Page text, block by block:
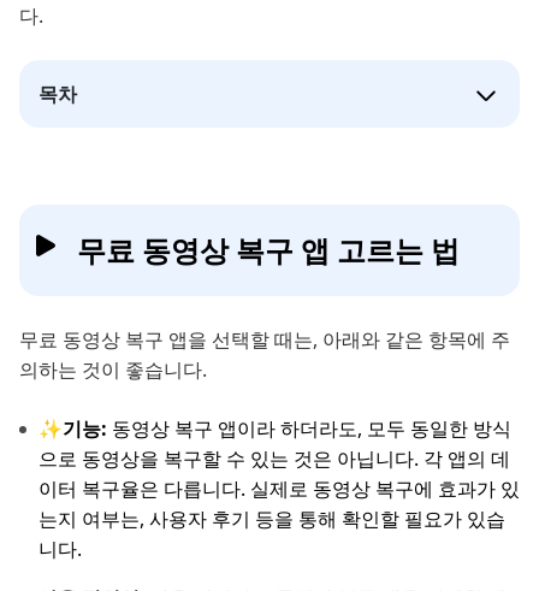
다.
목차
무료 동영상 복구 앱 고르는 법
무료 동영상 복구 앱을 선택할 때는, 아래와 같은 항목에 주
의하는 것이 좋습니다.
✨기능: 동영상 복구 앱이라 하더라도, 모두 동일한 방식
으로 동영상을 복구할 수 있는 것은 아닙니다. 각 앱의 데
이터 복구율은 다릅니다. 실제로 동영상 복구에 효과가 있
는지 여부는, 사용자 후기 등을 통해 확인할 필요가 있습
니다.